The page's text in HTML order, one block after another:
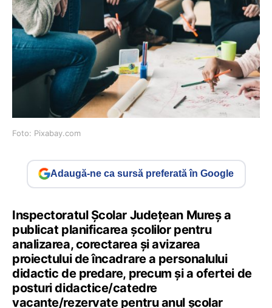
Foto: Pixabay.com
Adaugă-ne ca sursă preferată în Google
Inspectoratul Școlar Județean Mureș a
publicat planificarea școlilor pentru
analizarea, corectarea și avizarea
proiectului de încadrare a personalului
didactic de predare, precum și a ofertei de
posturi didactice/catedre
vacante/rezervate pentru anul școlar